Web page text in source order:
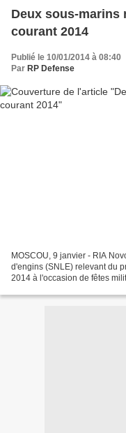
Deux sous-marins
courant 2014
Publié le 10/01/2014 à 08:40
Par RP Defense
MOSCOU, 9 janvier - RIA
d'engins (SNLE) relevant du
2014 à l'occasion de fêtes